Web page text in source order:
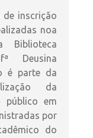
inscrição
noa
Biblioteca
Deusina
é parte da
da
público em
por
do